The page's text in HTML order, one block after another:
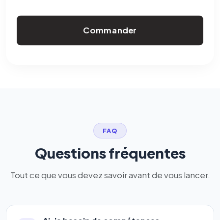
Commander
FAQ
Questions fréquentes
Tout ce que vous devez savoir avant de vous lancer.